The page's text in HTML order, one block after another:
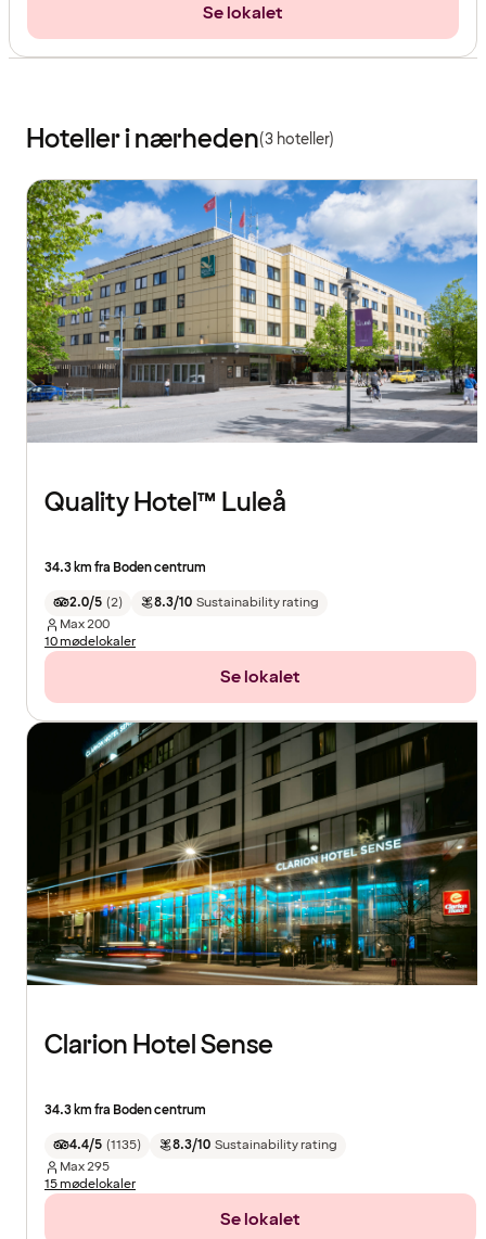
Se lokalet
Hoteller i nærheden(3 hoteller)
Quality Hotel™ Luleå
34.3 km fra Boden centrum
2.0/5 (2) 8.3/10 Sustainability rating
Max200
10 mødelokaler
Se lokalet
Clarion Hotel Sense
34.3 km fra Boden centrum
4.4/5 (1135) 8.3/10 Sustainability rating
Max295
15 mødelokaler
Se lokalet